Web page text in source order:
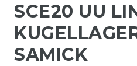
SCE20 UU
SAMICK